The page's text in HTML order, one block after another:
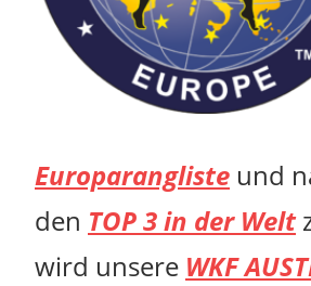
Europarangliste und
den TOP 3 in der Welt
wird unsere WKF